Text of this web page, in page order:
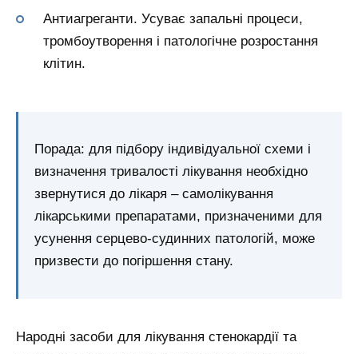
Антиагреганти. Усуває запальні процеси,
тромбоутворення і патологічне розростання
клітин.
Порада: для підбору індивідуальної схеми і
визначення тривалості лікування необхідно
звернутися до лікаря – самолікування
лікарськими препаратами, призначеними для
усунення серцево-судинних патологій, може
призвести до погіршення стану.
Народні засоби для лікування стенокардії та